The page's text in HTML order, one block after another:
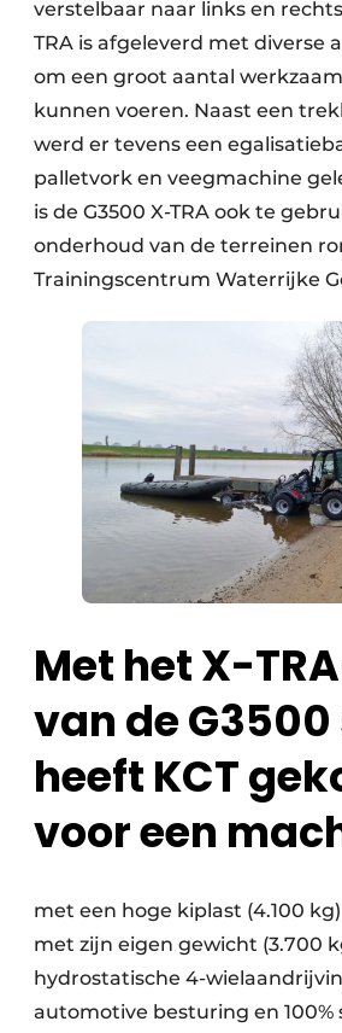
verstelbaar naar links en
TRA is afgeleverd met diverse
om een groot aantal
kunnen voeren. Naast een
werd er tevens een
palletvork en veegmachine
is de G3500 X-TRA ook te
onderhoud van de terreinen
Trainingscentrum Waterrijke
Met het X-
van de
heeft KCT
voor een
met een hoge kiplast (4.100
met zijn eigen gewicht (3.700
hydrostatische 4-
automotive besturing en 100%